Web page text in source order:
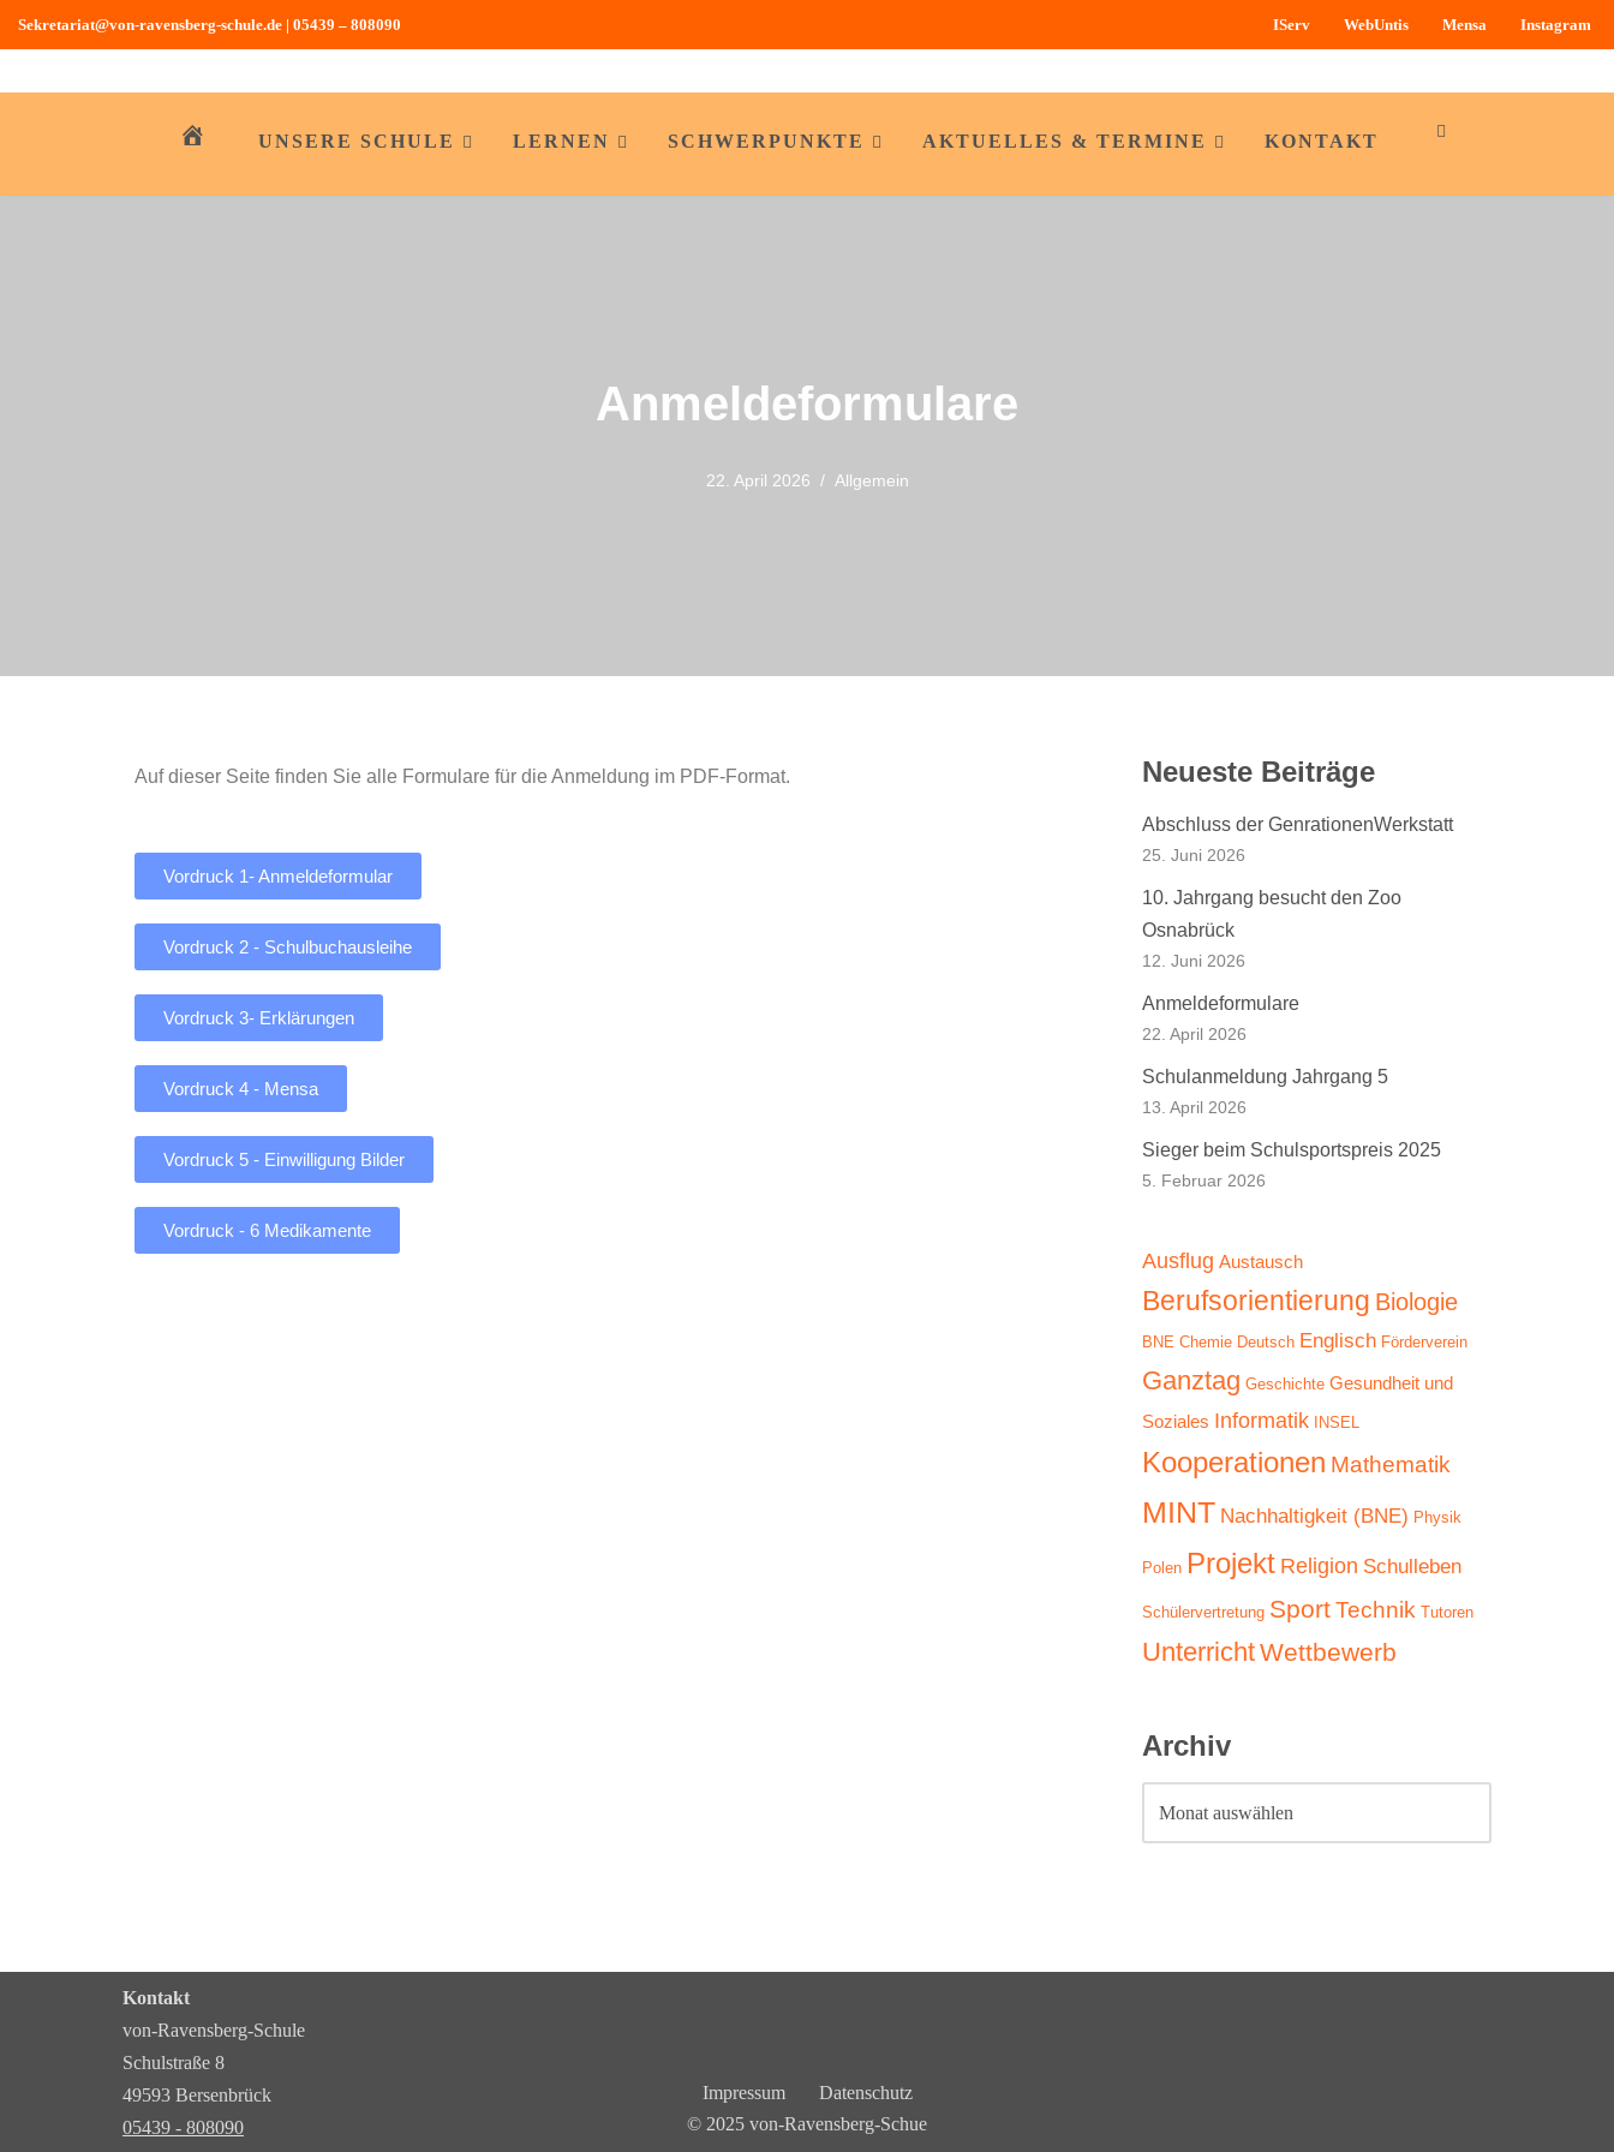
Inhalt
Sekretariat@von-ravensberg-schule.de | 05439 – 808090 IServ WebUntis Mensa Instagram
UNSERE SCHULE LERNEN SCHWERPUNKTE AKTUELLES & TERMINE KONTAKT
Anmeldeformulare
22. April 2026 Allgemein
Auf dieser Seite finden Sie alle Formulare für die Anmeldung im PDF-Format.
Vordruck 1- Anmeldeformular
Vordruck 2 - Schulbuchausleihe
Vordruck 3- Erklärungen
Vordruck 4 - Mensa
Vordruck 5 - Einwilligung Bilder
Vordruck - 6 Medikamente
Neueste Beiträge
Abschluss der GenrationenWerkstatt
25. Juni 2026
10. Jahrgang besucht den Zoo
Osnabrück
12. Juni 2026
Anmeldeformulare
22. April 2026
Schulanmeldung Jahrgang 5
13. April 2026
Sieger beim Schulsportspreis 2025
5. Februar 2026
Ausflug Austausch
Berufsorientierung Biologie
BNE Chemie Deutsch Englisch Förderverein
Ganztag Geschichte Gesundheit und
Soziales Informatik INSEL
Kooperationen Mathematik
MINT Nachhaltigkeit (BNE) Physik
Polen Projekt Religion Schulleben
Schülervertretung SportTechnik Tutoren
UnterrichtWettbewerb
Archiv
Kontakt
von-Ravensberg-Schule
Schulstraße 8
49593 Bersenbrück
05439 - 808090
Impressum
Datenschutz
© 2025 von-Ravensberg-Schue